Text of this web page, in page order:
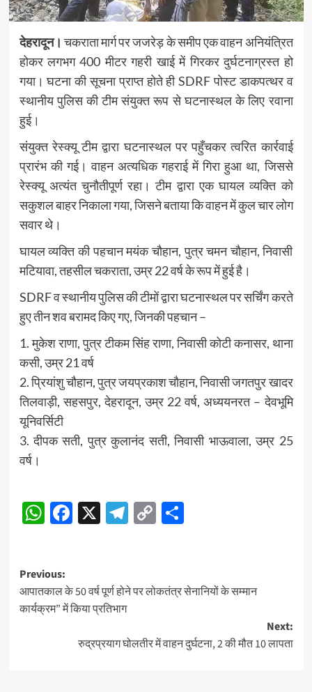
देहरादून। चकराता मार्ग पर जजरेड़ के समीप एक वाहन अनियंत्रित
होकर लगभग 400 मीटर गहरी खाई में गिरकर दुर्घटनाग्रस्त हो
गया। घटना की सूचना प्राप्त होते ही SDRF पोस्ट डाकपत्थर व
स्थानीय पुलिस की टीम संयुक्त रूप से घटनास्थल के लिए रवाना
हुई।
संयुक्त रेस्क्यू टीम द्वारा घटनास्थल पर पहुँचकर त्वरित कार्रवाई
प्रारंभ की गई। वाहन अत्यधिक गहराई में गिरा हुआ था, जिससे
रेस्क्यू अत्यंत चुनौतीपूर्ण रहा। टीम द्वारा एक घायल व्यक्ति को
सकुशल बाहर निकाला गया, जिसने बताया कि वाहन में कुल चार लोग
सवार थे।
घायल व्यक्ति की पहचान मयंक चौहान, पुत्र चमन चौहान, निवासी
मटियावा, तहसील चकराता, उम्र 22 वर्ष के रूप में हुई है।
SDRF व स्थानीय पुलिस की टीमों द्वारा घटनास्थल पर सर्चिंग करते
हुए तीन शव बरामद किए गए, जिनकी पहचान –
1. मुकेश राणा, पुत्र टीकम सिंह राणा, निवासी कोटी कनासर, थाना
कसी, उम्र 21 वर्ष
2. प्रियांशु चौहान, पुत्र जयप्रकाश चौहान, निवासी जगतपुर खादर
तिलवाड़ी, सहसपुर, देहरादून, उम्र 22 वर्ष, अध्ययनरत – देवभूमि
यूनिवर्सिटी
3. दीपक सती, पुत्र कुलानंद सती, निवासी भाऊवाला, उम्र 25
वर्ष।
Post
Navigation
WhatsApp
Facebook
X Telegram
CopyShare
Post
navigation
Previous:
आपातकाल के 50 वर्ष पूर्ण होने पर लोकतंत्र सेनानियों के सम्मान
कार्यक्रम” में किया प्रतिभाग
Next:
रुद्रप्रयाग घोलतीर में वाहन दुर्घटना, 2 की मौत 10 लापता